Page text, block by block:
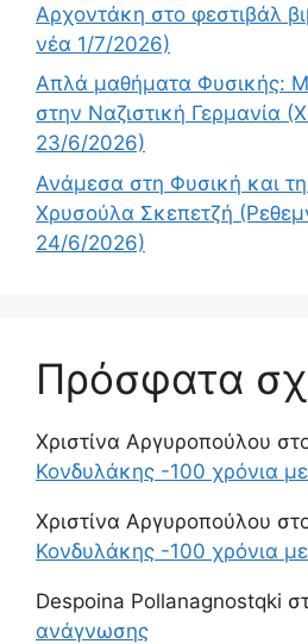
Αρχοντάκη στο φεστιβάλ
νέα 1/7/2026)
Απλά μαθήματα Φυσικής:
στην Ναζιστική Γερμανία
23/6/2026)
Ανάμεσα στη Φυσική και
Χρυσούλα Σκεπετζή
24/6/2026)
Πρόσφατα
Χριστίνα Αργυροπούλου
Κονδυλάκης -100 χρόνια
Χριστίνα Αργυροπούλου
Κονδυλάκης -100 χρόνια
Despoina Pollanagnostqki
ανάγνωσης